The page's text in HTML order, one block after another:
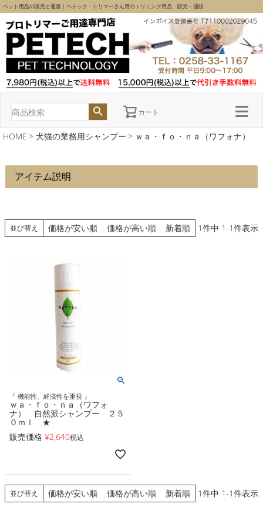
ペット用品の販売と通販｜ペテック・トリマーさん用のトリミング用品 販売・通販
カート
HOME 犬猫の業務用シャンプー ｗａ・ｆｏ・ｎａ（ワフォナ）
アイテム説明
並び替え 価格が安い順 価格が高い順 新着順 1件中 1-1件表示
『 機能性、経済性を重視 』
ｗａ・ｆｏ・ｎａ（ワフォ
ナ） 自然派シャンプー ２５
０ｍｌ ★
販売価格 ¥2,640税込
並び替え 価格が安い順 価格が高い順 新着順 1件中 1-1件表示